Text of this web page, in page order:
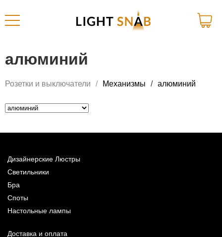
алюминий
Розетки и выключатели Механизмы алюминий
Дизайнерские Люстры
Светильники
Бра
Споты
Настольные лампы
Доставка и оплата